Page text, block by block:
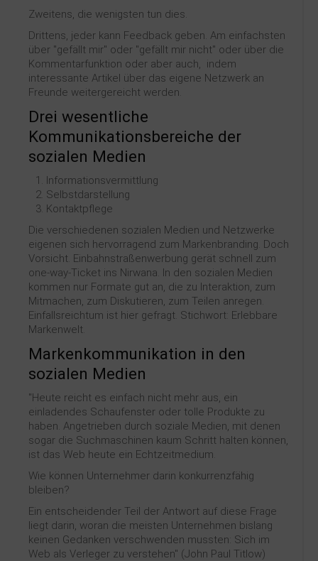
Zweitens, die wenigsten tun dies.
Drittens, jeder kann Feedback geben. Am einfachsten
über "gefällt mir" oder "gefällt mir nicht" oder über die
Kommentarfunktion oder aber auch, indem
interessante Artikel über das eigene Netzwerk an
Freunde weitergereicht werden.
Drei wesentliche
Kommunikationsbereiche der
sozialen Medien
Informationsvermittlung
Selbstdarstellung
Kontaktpflege
Die verschiedenen sozialen Medien und Netzwerke
eigenen sich hervorragend zum Markenbranding. Doch
Vorsicht. Einbahnstraßenwerbung gerät schnell zum
one-way-Ticket ins Nirwana. In den sozialen Medien
kommen nur Formate gut an, die zu Interaktion, zum
Mitmachen, zum Diskutieren, zum Teilen anregen.
Einfallsreichtum ist hier gefragt. Stichwort: Erlebbare
Markenwelt.
Markenkommunikation in den
sozialen Medien
"Heute reicht es einfach nicht mehr aus, ein
einladendes Schaufenster oder tolle Produkte zu
haben. Angetrieben durch soziale Medien, mit denen
sogar die Suchmaschinen kaum Schritt halten können,
ist das Web heute ein Echtzeitmedium.
Wie können Unternehmer darin konkurrenzfähig
bleiben?
Ein entscheidender Teil der Antwort auf diese Frage
liegt darin, woran die meisten Unternehmen bislang
keinen Gedanken verschwenden mussten: Sich im
Web als Verleger zu verstehen" (John Paul Titlow)